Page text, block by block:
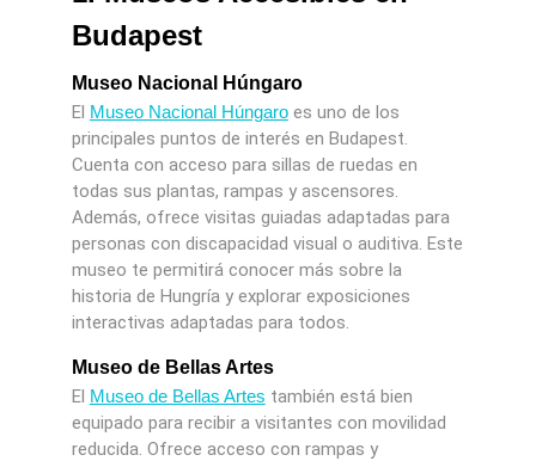
Budapest
Museo Nacional Húngaro
El Museo Nacional Húngaroes uno de los
principales puntos de interés en Budapest.
Cuenta con acceso para sillas de ruedas en
todas sus plantas, rampas y ascensores.
Además, ofrece visitas guiadas adaptadas para
personas con discapacidad visual o auditiva. Este
museo te permitirá conocer más sobre la
historia de Hungría y explorar exposiciones
interactivas adaptadas para todos.
Museo de Bellas Artes
El Museo de Bellas Artes también está bien
equipado para recibir a visitantes con movilidad
reducida. Ofrece acceso con rampas y